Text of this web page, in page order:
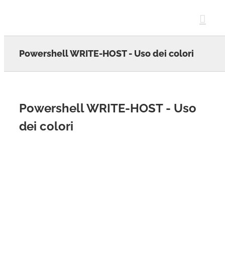
Powershell WRITE-HOST - Uso dei colori
Powershell WRITE-HOST - Uso
dei colori